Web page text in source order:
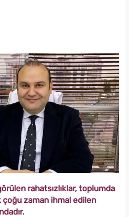
rahatsızlıklar, toplumda
çoğu zaman ihmal edilen